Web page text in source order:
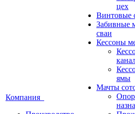
Компания
цех
Винтовые
Забивные
сваи
Кессоны
ямы
Мачты